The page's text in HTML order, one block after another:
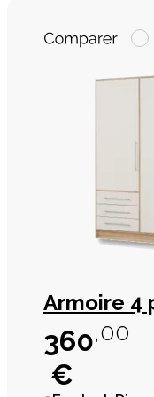
Armoire 4
360,00
€